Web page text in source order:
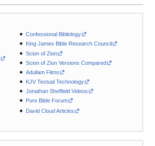
Confessional Bibliology
King James Bible Research Council
Scion of Zion
Scion of Zion Versions Compared
Adullam Films
KJV Textual Technology
Jonathan Sheffield Videos
Pure Bible Forum
David Cloud Articles